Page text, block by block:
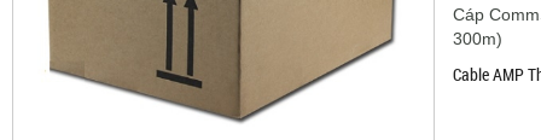
Cáp
300m)
Cable AMP